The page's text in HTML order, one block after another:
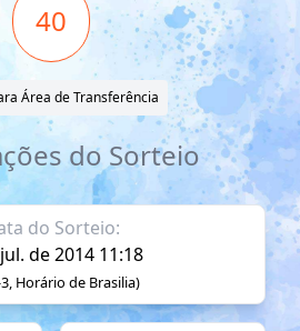
40
Área de Transferência
do Sorteio
do Sorteio:
de 2014 11:18
Horário de Brasilia)